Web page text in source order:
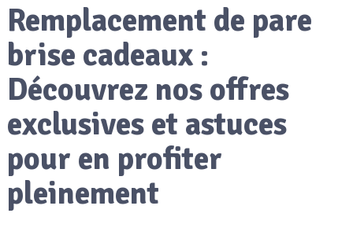
Remplacement de pare
brise cadeaux :
Découvrez nos offres
exclusives et astuces
pour en profiter
pleinement